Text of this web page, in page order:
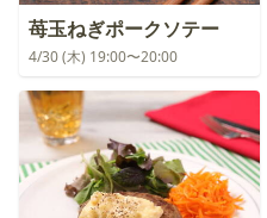
苺玉ねぎポークソテー
4/30 (木) 19:00〜20:00